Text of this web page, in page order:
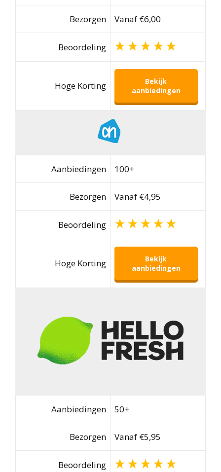
Bezorgen Vanaf €6,00
Beoordeling
Hoge Korting
Bekijk
aanbiedingen
Aanbiedingen 100+
Bezorgen Vanaf €4,95
Beoordeling
Hoge Korting
Bekijk
aanbiedingen
Aanbiedingen 50+
Bezorgen Vanaf €5,95
Beoordeling